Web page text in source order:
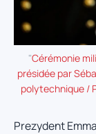
"Cérémonie
présidée par
polytechnique /
Prezydent